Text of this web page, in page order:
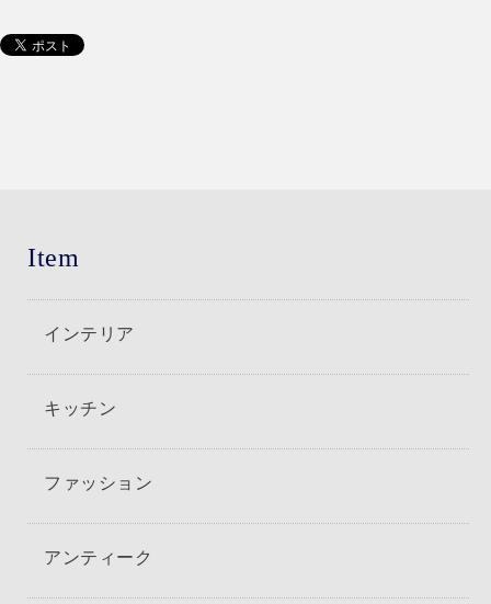
Item
インテリア
キッチン
ファッション
アンティーク